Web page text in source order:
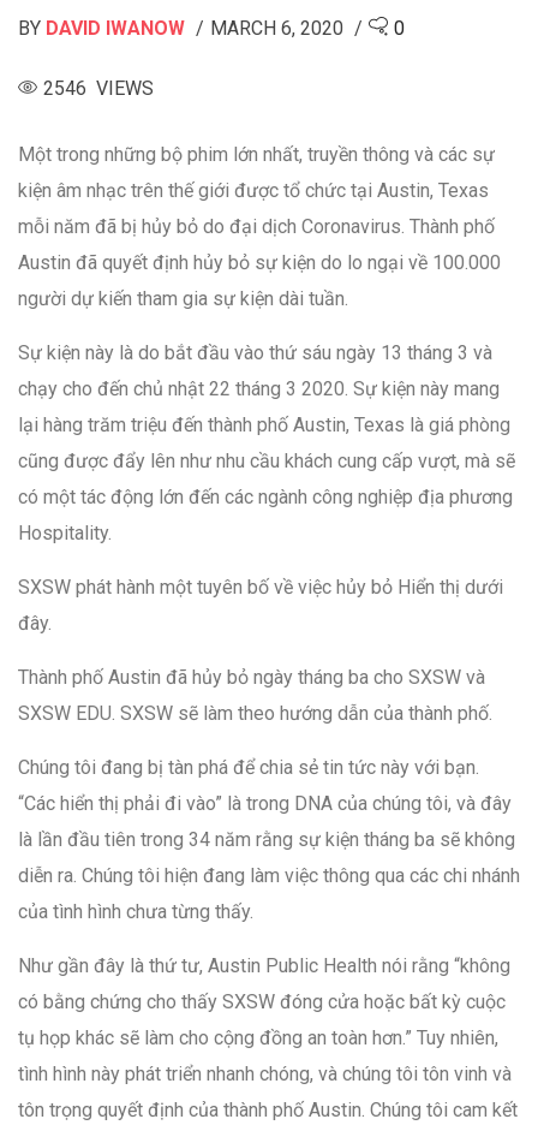
BY DAVID IWANOW MARCH 6, 2020 0
2546 VIEWS
Một trong những bộ phim lớn nhất, truyền thông và các sự
kiện âm nhạc trên thế giới được tổ chức tại Austin, Texas
mỗi năm đã bị hủy bỏ do đại dịch Coronavirus. Thành phố
Austin đã quyết định hủy bỏ sự kiện do lo ngại về 100.000
người dự kiến tham gia sự kiện dài tuần.
Sự kiện này là do bắt đầu vào thứ sáu ngày 13 tháng 3 và
chạy cho đến chủ nhật 22 tháng 3 2020. Sự kiện này mang
lại hàng trăm triệu đến thành phố Austin, Texas là giá phòng
cũng được đẩy lên như nhu cầu khách cung cấp vượt, mà sẽ
có một tác động lớn đến các ngành công nghiệp địa phương
Hospitality.
SXSW phát hành một tuyên bố về việc hủy bỏ Hiển thị dưới
đây.
Thành phố Austin đã hủy bỏ ngày tháng ba cho SXSW và
SXSW EDU. SXSW sẽ làm theo hướng dẫn của thành phố.
Chúng tôi đang bị tàn phá để chia sẻ tin tức này với bạn.
“Các hiển thị phải đi vào” là trong DNA của chúng tôi, và đây
là lần đầu tiên trong 34 năm rằng sự kiện tháng ba sẽ không
diễn ra. Chúng tôi hiện đang làm việc thông qua các chi nhánh
của tình hình chưa từng thấy.
Như gần đây là thứ tư, Austin Public Health nói rằng “không
có bằng chứng cho thấy SXSW đóng cửa hoặc bất kỳ cuộc
tụ họp khác sẽ làm cho cộng đồng an toàn hơn.” Tuy nhiên,
tình hình này phát triển nhanh chóng, và chúng tôi tôn vinh và
tôn trọng quyết định của thành phố Austin. Chúng tôi cam kết